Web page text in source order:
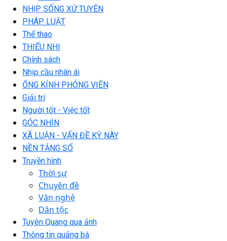
NHỊP SỐNG XỨ TUYÊN
PHÁP LUẬT
Thể thao
THIẾU NHI
Chính sách
Nhịp cầu nhân ái
ỐNG KÍNH PHÓNG VIÊN
Giải trí
Người tốt - Việc tốt
GÓC NHÌN
XÃ LUẬN - VẤN ĐỀ KỲ NÀY
NỀN TẢNG SỐ
Truyền hình
Thời sự
Chuyên đề
Văn nghệ
Dân tộc
Tuyên Quang qua ảnh
Thông tin quảng bá